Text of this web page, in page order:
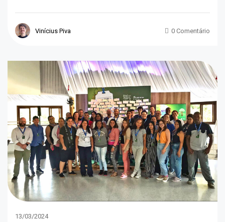
Vinícius Piva 0 Comentário
13/03/2024